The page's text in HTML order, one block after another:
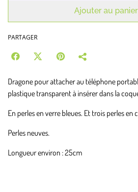
Ajouter au panier
PARTAGER
Dragone pour attacher au téléphone
plastique transparent à insérer dans la
En perles en verre bleues. Et trois perles en
Perles neuves.
Longueur environ : 25cm